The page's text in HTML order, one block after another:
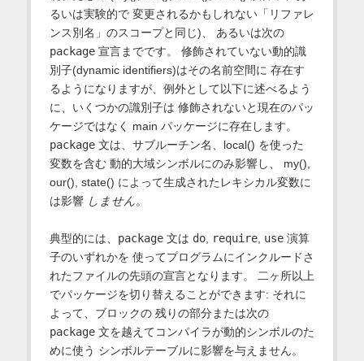
るいは実験的で 変更されるかもしれない「リファレ
ンス別名」のスコープと同じ)、 あるいは次の
package宣言までです。 修飾されていない動的識
別子(dynamic identifiers)はその名前空間に 存在す
るようになりますが、例外として以下に述べるよう
に、いくつかの識別子は 修飾されないと現在のパッ
ケージではなく main パッケージに存在します。
package文は、サブルーチン名、local() を使った
変数を含む 動的大域シンボルにのみ影響し、 my(),
our(), state() によって生成されたレキシカル変数に
は影響 しません。
典型的には、 package文は do, require, use演算
子のいずれかを 使ってプログラムにインクルードさ
れたファイルの先頭の宣言となります。 二ヶ所以上
でパッケージを切り替えることができます: それに
よって、ブロックの 残りの部分または次の
package文を越えてコンパイラが動的シンボルのた
めに使う シンボルテーブルに影響を与えません。